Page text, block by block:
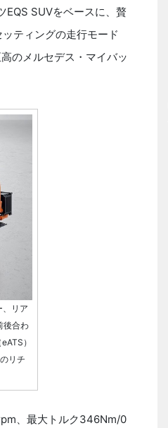
SUVをベースに、贅
ティングの走行モード
のメルセデス・マイバッ
リア
後合わ
）
リチ
、最大トルク346Nm/0